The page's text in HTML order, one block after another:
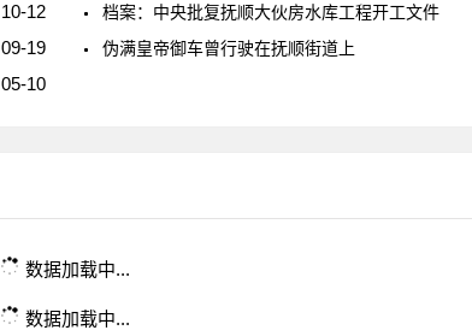
10-12 档案：中央批复抚顺大伙房水库工程开工文件
09-19 伪满皇帝御车曾行驶在抚顺街道上
05-10
数据加载中...
数据加载中...